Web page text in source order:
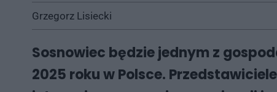
Grzegorz Lisiecki
Sosnowiec będzie jednym z
2025 roku w Polsce.